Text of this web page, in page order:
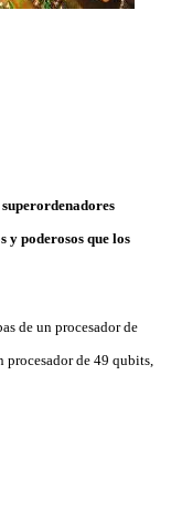
y poderosos que los
de un procesador de
de 49 qubits,